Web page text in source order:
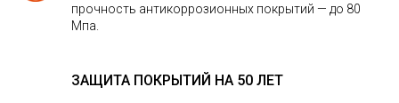
прочность антикоррозионных покрытий — до 80
Мпа.
ЗАЩИТА ПОКРЫТИЙ НА 50 ЛЕТ